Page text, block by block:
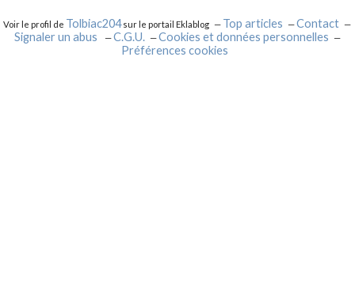
Voir le profil de Tolbiac204sur le portail Eklablog Top articles
Contact
Signaler un abus
C.G.U.
Cookies et données personnelles
Préférences cookies